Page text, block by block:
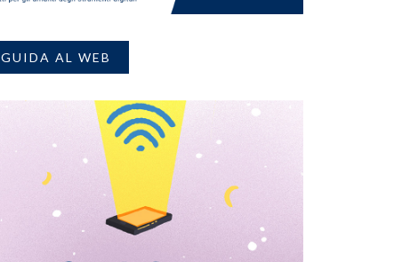
GUIDA AL WEB